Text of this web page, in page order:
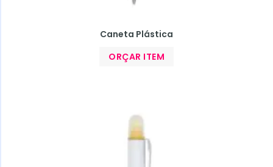
Caneta Plástica
ORÇAR ITEM